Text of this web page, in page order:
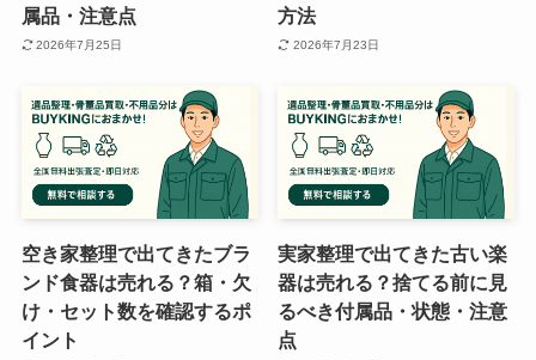
属品・注意点
2026年7月25日
方法
2026年7月23日
空き家整理で出てきたブラ
ンド食器は売れる？箱・欠
け・セット数を確認するポ
イント
実家整理で出てきた古い楽
器は売れる？捨てる前に見
るべき付属品・状態・注意
点